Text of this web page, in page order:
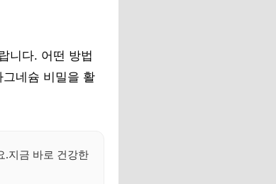
니다. 어떤 방법
네슘 비밀을 활
.지금 바로 건강한